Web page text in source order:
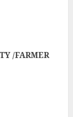
/FARMER